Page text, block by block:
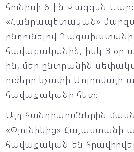
հունիսի 6-ին Վազգեն
«Հանրապետական»
ընդունելով
հավաքականին, իսկ 3 օր
ին, մեր ընտրանին
ուժերը կչափի Մոլդովայի
հավաքականի հետ։
Այդ հանդիպումներին
«Փյունիկից» Հայաստանի
հավաքական են հրավիրվել